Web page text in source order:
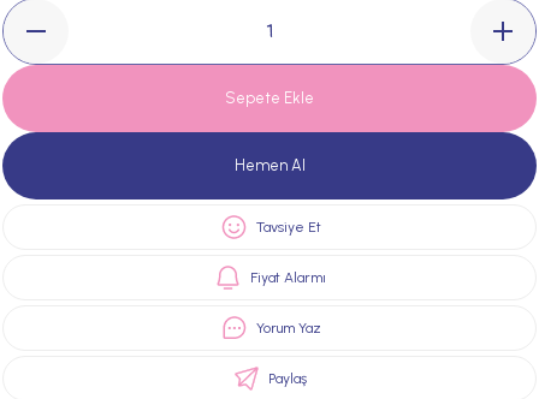
Sepete Ekle
Hemen Al
Tavsiye Et
Fiyat Alarmı
Yorum Yaz
Paylaş